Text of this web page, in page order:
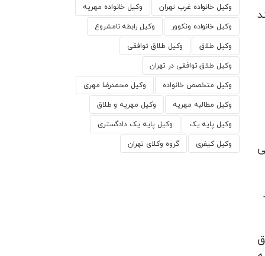
وکیل خانواده غرب تهران
وکیل خانواده مهریه
وکیل خانواده ونکوور
وکیل رابطه نامشروع
وکیل طلاق
وکیل طلاق توافقی
وکیل طلاق توافقی در تهران
وکیل متخصص خانواده
وکیل محمدرضا مهری
وکیل مطالبه مهریه
وکیل مهریه و طلاق
وکیل پایه یک
وکیل پایه یک دادگستری
وکیل کیفری
گروه وکلای تهران